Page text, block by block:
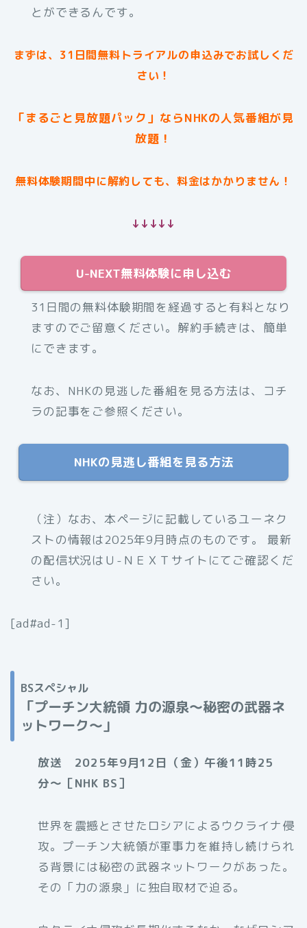
とができるんです。
まずは、31日間無料トライアルの申込みでお試しくだ
さい！
「まるごと見放題パック」ならNHKの人気番組が見
放題！
無料体験期間中に解約しても、料金はかかりません！
↓↓↓↓↓
U-NEXT無料体験に申し込む
31日間の無料体験期間を経過すると有料となり
ますのでご留意ください。解約手続きは、簡単
にできます。
なお、NHKの見逃した番組を見る方法は、コチ
ラの記事をご参照ください。
NHKの見逃し番組を見る方法
（注）なお、本ページに記載しているユーネク
ストの情報は2025年9月時点のものです。 最新
の配信状況はＵ-ＮＥＸＴサイトにてご確認くだ
さい。
[ad#ad-1]
BSスペシャル
「プーチン大統領 力の源泉〜秘密の武器ネ
ットワーク〜」
放送 2025年9月12日（金）午後11時25
分〜［NHK BS］
世界を震撼とさせたロシアによるウクライナ侵
攻。プーチン大統領が軍事力を維持し続けられ
る背景には秘密の武器ネットワークがあった。
その「力の源泉」に独自取材で迫る。